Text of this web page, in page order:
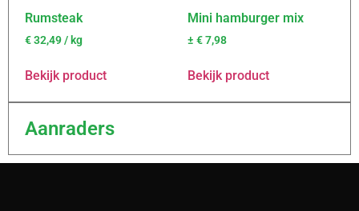
Rumsteak
€32,49/ kg
Bekijk product
Mini hamburger mix
± €7,98
Bekijk product
Aanraders